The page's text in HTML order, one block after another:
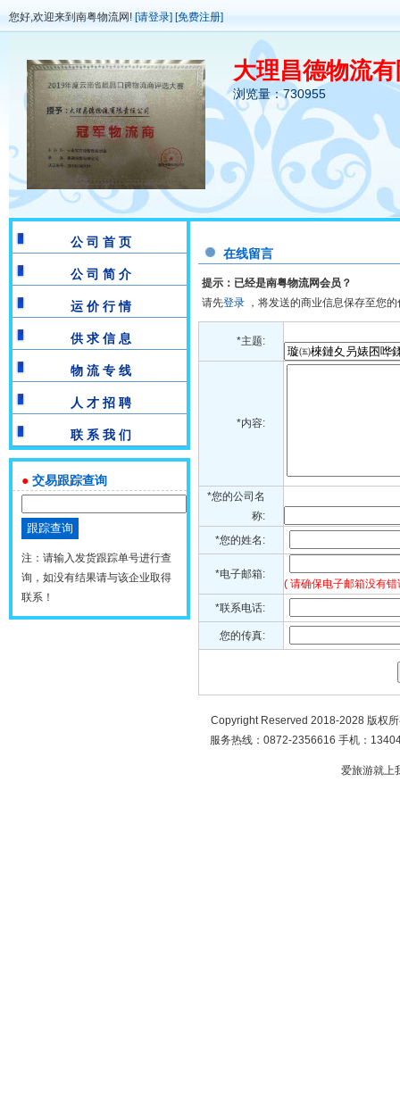
您好,欢迎来到南粤物流网! [请登录] [免费注册]
大理昌德物流
浏览量：730955
公 司 首 页
公 司 简 介
运 价 行 情
供 求 信 息
物 流 专 线
人 才 招 聘
联 系 我 们
● 交易跟踪查询
注：请输入发货跟踪单号进行查
询，如没有结果请与该企业取得
联系！
在线留言
提示：已经是南粤物流网会员？
请先登录 ，将发送的商业信息保存至您
*主题:
*内容:
*您的公司名
称:
*您的姓名:
*电子邮箱:
( 请确保电子邮箱没有
*联系电话:
您的传真:
Copyright Reserved 2018-2028 版权
服务热线：0872-2356616 手机：
爱旅游就上